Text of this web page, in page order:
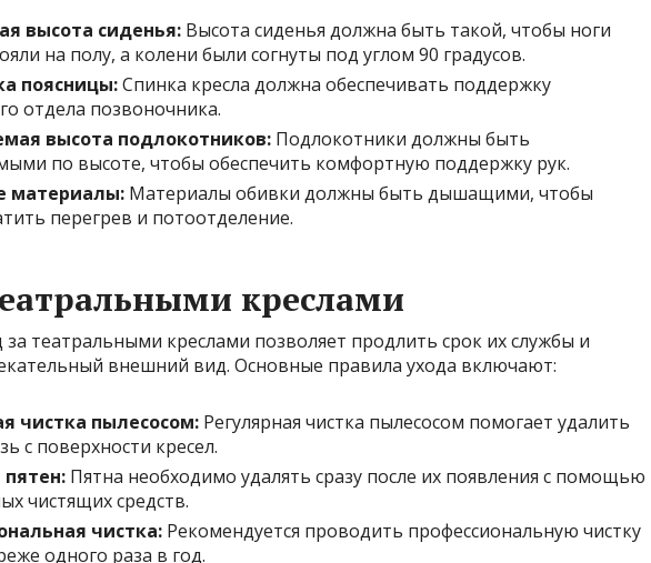
высота сиденья: Высота сиденья должна быть такой, чтобы ноги
на полу, а колени были согнуты под углом 90 градусов.
поясницы:Спинка кресла должна обеспечивать поддержку
отдела позвоночника.
высота подлокотников: Подлокотники должны быть
по высоте, чтобы обеспечить комфортную поддержку рук.
Материалы обивки должны быть дышащими, чтобы
перегрев и потоотделение.
креслами
театральными креслами позволяет продлить срок их службы и
внешний вид. Основные правила ухода включают:
чистка пылесосом: Регулярная чистка пылесосом помогает удалить
с поверхности кресел.
Пятна необходимо удалять сразу после их появления с помощью
чистящих средств.
чистка: Рекомендуется проводить профессиональную чистку
одного раза в год.